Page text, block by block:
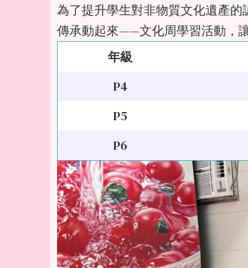
為了提升學生對非物質文化遺產
傳承動起來——文化周學習活動，
年級
P4
P5
P6